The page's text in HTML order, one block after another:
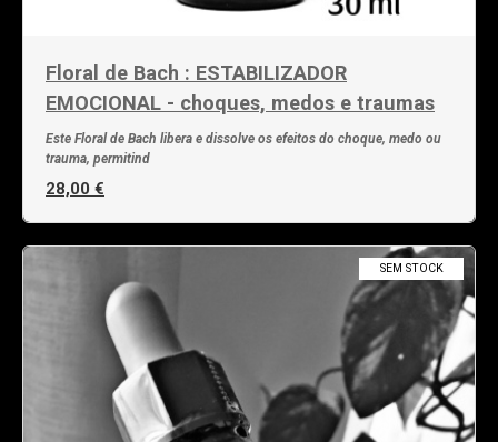
Floral de Bach : ESTABILIZADOR
EMOCIONAL - choques, medos e traumas
Este Floral de Bach libera e dissolve os efeitos do choque, medo ou
trauma, permitind
28,00 €
SEM STOCK